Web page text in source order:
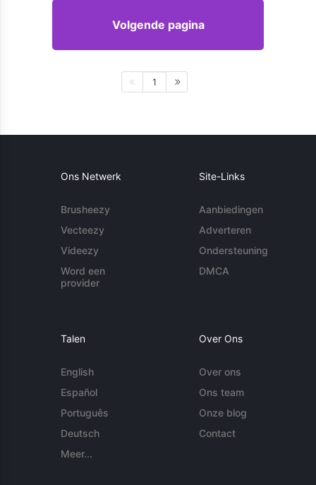
Volgende pagina
1
Ons Netwerk
Brusheezy
Vecteezy
Videezy
Word een
provider
Site-Links
Aanbiedingen
Adverteren
Ondersteuning
DMCA
Talen
English
Español
Português
Deutsch
Meer...
Over Ons
Over ons
Ons team
Onze blog
Contact